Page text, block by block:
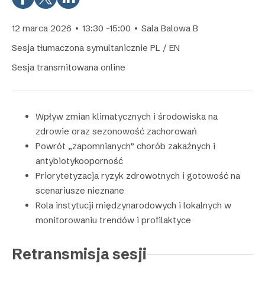
12 marca 2026 • 13:30 -15:00 • Sala Balowa B
Sesja tłumaczona symultanicznie PL / EN
Sesja transmitowana online
Wpływ zmian klimatycznych i środowiska na
zdrowie oraz sezonowość zachorowań
Powrót „zapomnianych” chorób zakaźnych i
antybiotykooporność
Priorytetyzacja ryzyk zdrowotnych i gotowość na
scenariusze nieznane
Rola instytucji międzynarodowych i lokalnych w
monitorowaniu trendów i profilaktyce
Retransmisja sesji